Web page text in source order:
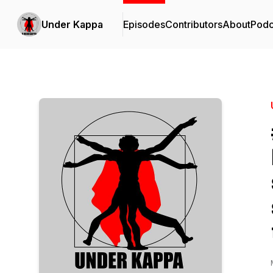
Under Kappa EpisodesContributorsAbout